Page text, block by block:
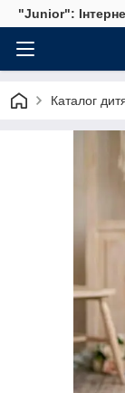
"Junior":
Каталог